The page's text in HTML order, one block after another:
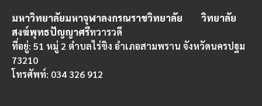
มหาวิทยาลัยมหาจุฬาลงกรณราชวิทยาลัย วิทยาลัย
สงฆ์พุทธปัญญาศรีทวารวดี
ที่อยู่: 51 หมู่ 2 ตำบลไร่ขิง อำเภอสามพราน จังหวัดนครปฐม
73210
โทรศัพท์: 034 326 912